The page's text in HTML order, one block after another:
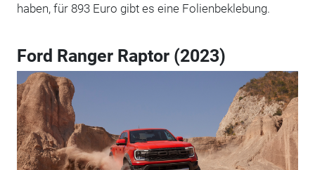
haben, für 893 Euro gibt es eine Folienbeklebung.
Ford Ranger Raptor (2023)